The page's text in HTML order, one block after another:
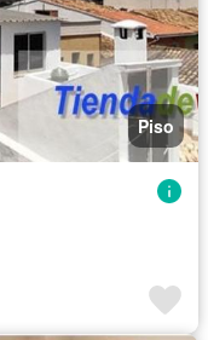
Piso